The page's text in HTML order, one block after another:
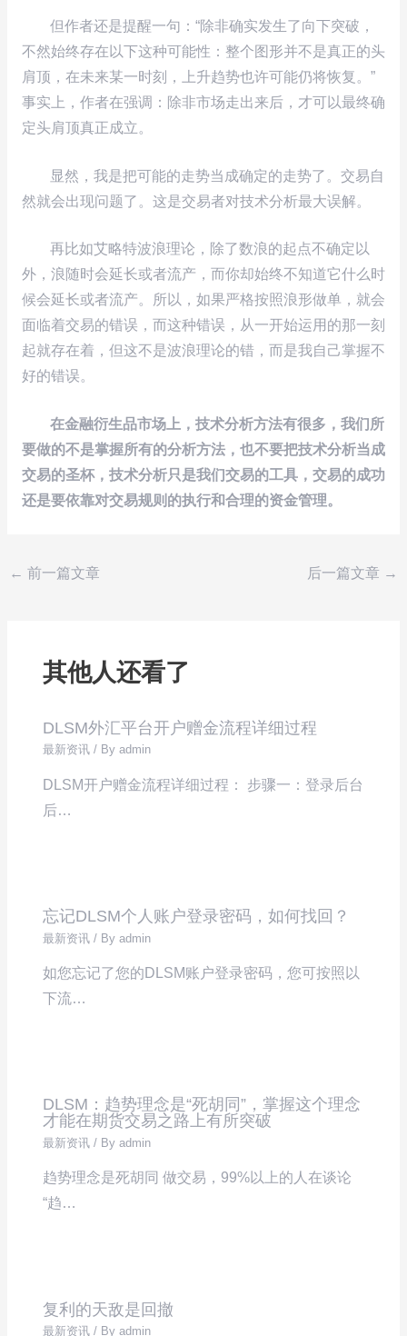
但作者还是提醒一句：“除非确实发生了向下突破，
不然始终存在以下这种可能性：整个图形并不是真正的头
肩顶，在未来某一时刻，上升趋势也许可能仍将恢复。”
事实上，作者在强调：除非市场走出来后，才可以最终确
定头肩顶真正成立。
显然，我是把可能的走势当成确定的走势了。交易自
然就会出现问题了。这是交易者对技术分析最大误解。
再比如艾略特波浪理论，除了数浪的起点不确定以
外，浪随时会延长或者流产，而你却始终不知道它什么时
候会延长或者流产。所以，如果严格按照浪形做单，就会
面临着交易的错误，而这种错误，从一开始运用的那一刻
起就存在着，但这不是波浪理论的错，而是我自己掌握不
好的错误。
在金融衍生品市场上，技术分析方法有很多，我们所
要做的不是掌握所有的分析方法，也不要把技术分析当成
交易的圣杯，技术分析只是我们交易的工具，交易的成功
还是要依靠对交易规则的执行和合理的资金管理。
← 前一篇文章 后一篇文章 →
其他人还看了
DLSM外汇平台开户赠金流程详细过程
最新资讯 / Byadmin
DLSM开户赠金流程详细过程： 步骤一：登录后台
后…
忘记DLSM个人账户登录密码，如何找回？
最新资讯 / Byadmin
如您忘记了您的DLSM账户登录密码，您可按照以
下流…
DLSM：趋势理念是“死胡同”，掌握这个理念
才能在期货交易之路上有所突破
最新资讯 / Byadmin
趋势理念是死胡同 做交易，99%以上的人在谈论
“趋…
复利的天敌是回撤
最新资讯 / Byadmin